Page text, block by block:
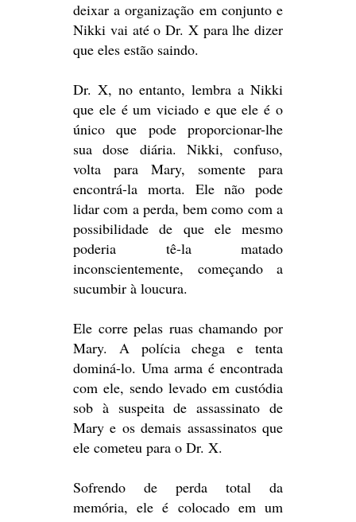
deixar a organização em conjunto e
Nikki vai até o Dr. X para lhe dizer
que eles estão saindo.
Dr. X, no entanto, lembra a Nikki
que ele é um viciado e que ele é o
único que pode proporcionar-lhe
sua dose diária. Nikki, confuso,
volta para Mary, somente para
encontrá-la morta. Ele não pode
lidar com a perda, bem como com a
possibilidade de que ele mesmo
poderia tê-la matado
inconscientemente, começando a
sucumbir à loucura.
Ele corre pelas ruas chamando por
Mary. A polícia chega e tenta
dominá-lo. Uma arma é encontrada
com ele, sendo levado em custódia
sob à suspeita de assassinato de
Mary e os demais assassinatos que
ele cometeu para o Dr. X.
Sofrendo de perda total da
memória, ele é colocado em um